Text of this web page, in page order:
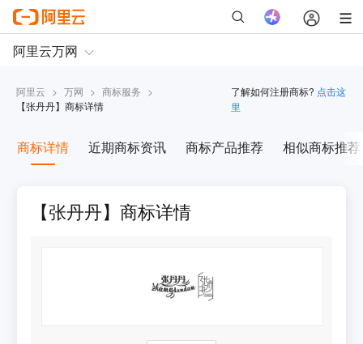
阿里云 > 万网 > 商标服务 >
【张丹丹】商标详情
了解如何注册商标? 点击这
里
商标详情 近期商标资讯 商标产品推荐 相似商标推荐
【张丹丹】商标详情